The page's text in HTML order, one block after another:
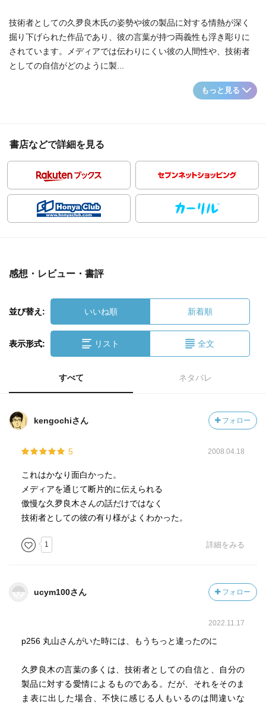
技術者としての久夛良木氏の姿勢や彼の製品に対する情熱が深く
掘り下げられた作品であり、彼の言葉が持つ両義性も浮き彫りに
されています。メディアでは伝わりにくい彼の人間性や、技術者
としての自信がどのように製...
もっと見る
書店などで詳細を見る
感想・レビュー・書評
並び替え: いいね順 新着順
表示形式: リスト 全文
すべて ネタバレ
kengochiさん フォロー
5 2008.04.18
これはかなり面白かった。
メディアを通じて断片的に伝えられる
傲慢な久夛良木さんの話だけではなく
技術者としての彼の有り様がよくわかった。
1 詳細をみる
ucym100さん フォロー
2022.11.17
p256 丸山さんがいた時には、もうちっと違ったのに
久夛良木の言葉の多くは、技術者としての自信と、自分の
製品に対する愛情によるものである。だが、それをそのま
ま表に出した場合、不快に感じる人もいるのは間違いな